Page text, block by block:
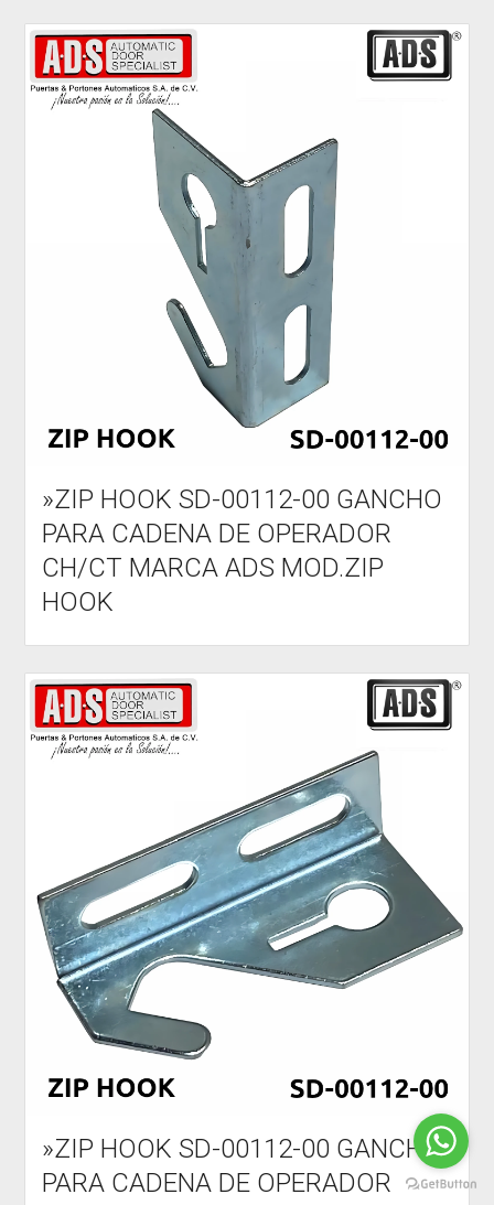
»ZIP HOOK SD-00112-00 GANCHO
PARA CADENA DE OPERADOR
CH/CT MARCA ADS MOD.ZIP
HOOK
»ZIP HOOK SD-00112-00 GANCHO
PARA CADENA DE OPERADOR